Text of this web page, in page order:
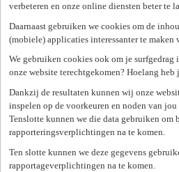
verbeteren en onze online diensten beter te
Daarnaast gebruiken we cookies om de
(mobiele) applicaties interessanter te maken
We gebruiken cookies ook om je surfgedrag
onze website terechtgekomen? Hoelang heb
Dankzij de resultaten kunnen wij onze
inspelen op de voorkeuren en noden van
Tenslotte kunnen we die data gebruiken om
rapporteringsverplichtingen na te komen.
Ten slotte kunnen we deze gegevens
rapportageverplichtingen na te komen.
8791 beveren (leie)
Project outsourcing
2.425- 3.425
Gepubliceerd op 04/08/2026
Bekijk vacature
Project Consultant